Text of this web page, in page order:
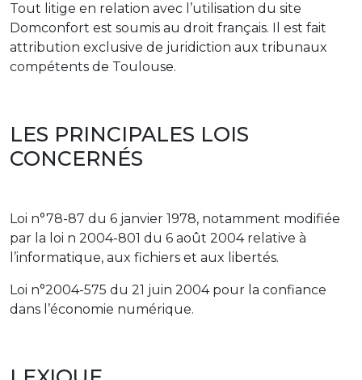
Tout litige en relation avec l’utilisation du site
Domconfort est soumis au droit français. Il est fait
attribution exclusive de juridiction aux tribunaux
compétents de Toulouse.
LES PRINCIPALES LOIS
CONCERNÉS
Loi n°78-87 du 6 janvier 1978, notamment modifiée
par la loi n 2004-801 du 6 août 2004 relative à
l’informatique, aux fichiers et aux libertés.
Loi n°2004-575 du 21 juin 2004 pour la confiance
dans l’économie numérique.